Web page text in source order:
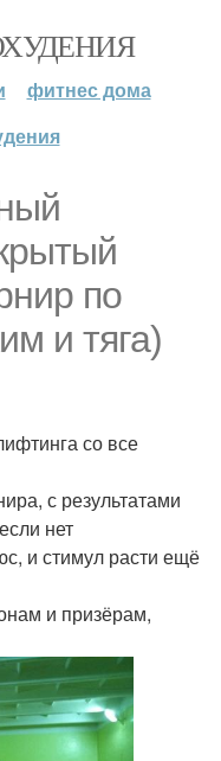
фитнес дома
по
и тяга)
со все
с результатами
нет
и стимул расти ещё
и призёрам,